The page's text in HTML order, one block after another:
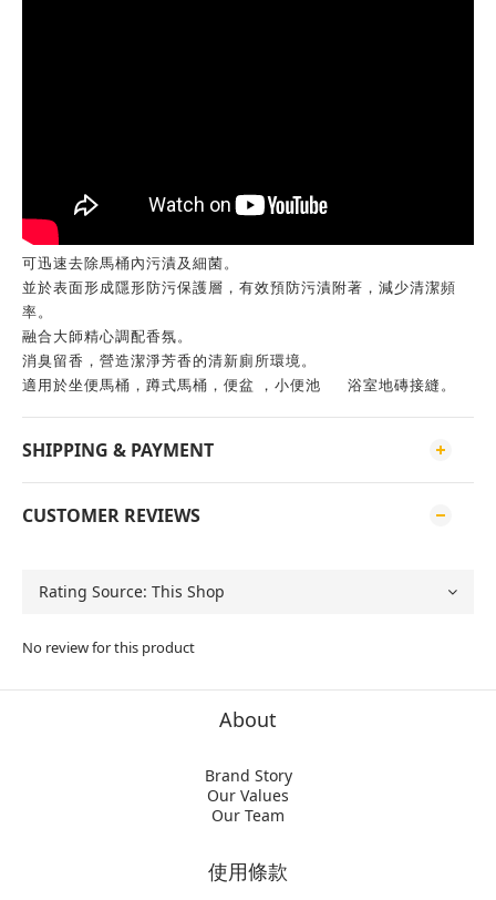
可迅速去除馬桶內污漬及細菌。
並於表面形成隱形防污保護層，有效預防污漬附著，減少清潔頻
率。
融合大師精心調配香氛。
消臭留香，營造潔淨芳香的清新廁所環境。
適用於坐便馬桶，蹲式馬桶，便盆 ，小便池 浴室地磚接縫。
SHIPPING & PAYMENT
CUSTOMER REVIEWS
No review for this product
About
Brand Story
Our Values
Our Team
使用條款